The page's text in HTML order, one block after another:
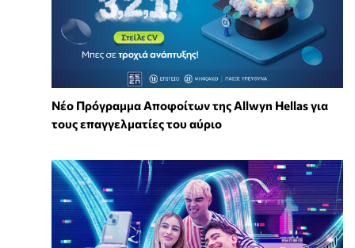
Νέο Πρόγραμμα Αποφοίτων της Allwyn Hellas για
τους επαγγελματίες του αύριο